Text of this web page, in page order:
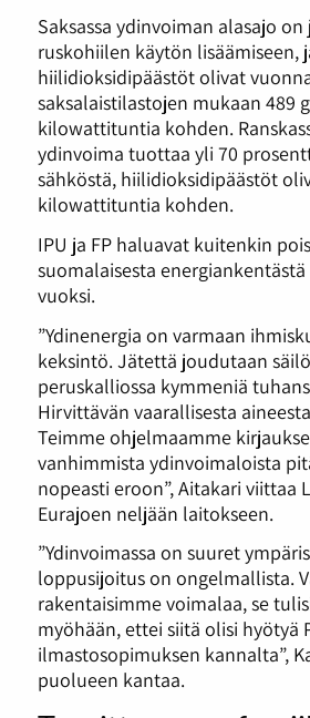
Saksassa ydinvoiman alasajo
ruskohiilen käytön lisäämiseen,
hiilidioksidipäästöt olivat
saksalaistilastojen mukaan 489
kilowattituntia kohden.
ydinvoima tuottaa yli 70
sähköstä, hiilidioksidipäästöt
kilowattituntia kohden.
IPU ja FP haluavat kuitenkin
suomalaisesta
vuoksi.
”Ydinenergia on varmaan
keksintö. Jätettä joudutaan
peruskalliossa kymmeniä
Hirvittävän vaarallisesta
Teimme ohjelmaamme
vanhimmista ydinvoimaloista
nopeasti eroon”, Aitakari viittaa
Eurajoen neljään laitokseen.
”Ydinvoimassa on suuret
loppusijoitus on ongelmallista.
rakentaisimme voimalaa, se
myöhään, ettei siitä olisi hyötyä
ilmastosopimuksen kannalta”,
puolueen kantaa.